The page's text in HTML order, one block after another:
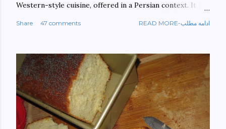
Western-style cuisine, offered in a Persian context. It is
walls. This book aims at constructing a bridge between
ordered here: https://www.amazon.com/Tehran-New-
York-culinary-cultures-
ebook/dp/B0861H47GS/ref=sr_1_1?
dchild=1&keywords=tehran+to+new+york&qid=158481093
0&sr=8-1
Share 47 comments READ MORE-ادامه مطلب